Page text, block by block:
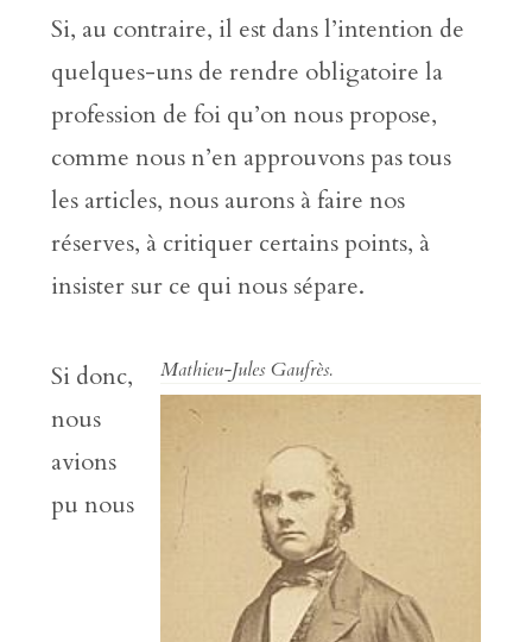
Si, au contraire, il est dans l’intention de
quelques-uns de rendre obligatoire la
profession de foi qu’on nous propose,
comme nous n’en approuvons pas tous
les articles, nous aurons à faire nos
réserves, à critiquer certains points, à
insister sur ce qui nous sépare.
Mathieu-Jules Gaufrès.
Si donc,
nous
avions
pu nous